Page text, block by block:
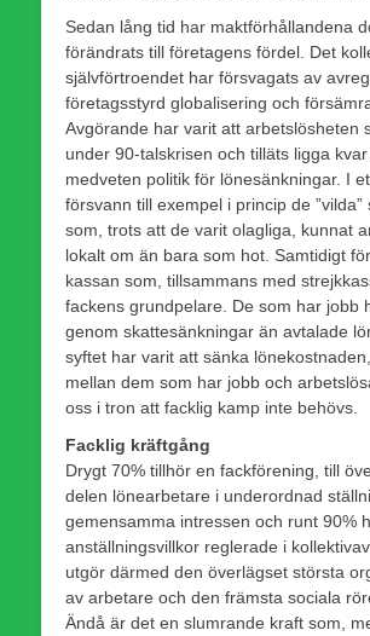
Sedan lång tid har maktförhållandena
förändrats till företagens fördel. Det
självförtroendet har försvagats av
företagsstyrd globalisering och
Avgörande har varit att arbetslösheten
under 90-talskrisen och tilläts ligga
medveten politik för lönesänkningar. I
försvann till exempel i princip de ”vilda”
som, trots att de varit olagliga, kunnat
lokalt om än bara som hot. Samtidigt
kassan som, tillsammans med
fackens grundpelare. De som har jobb
genom skattesänkningar än avtalade
syftet har varit att sänka
mellan dem som har jobb och
oss i tron att facklig kamp inte behövs.
Facklig kräftgång
Drygt 70% tillhör en fackförening, till
delen lönearbetare i underordnad
gemensamma intressen och runt 90%
anställningsvillkor reglerade i
utgör därmed den överlägset största
av arbetare och den främsta sociala
Ändå är det en slumrande kraft som,